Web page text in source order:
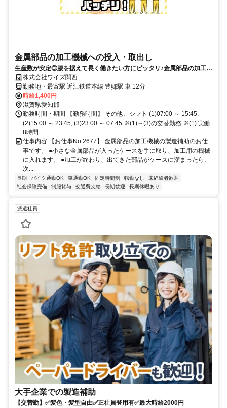
金属部品の加工機械への投入・取出し
生産数が安定◎腰を据えて長く働きたい方にピッタリ♪金属部品の加工機
械への投入・取出し
株式会社ワイズ関西
勤務地・最寄駅 近江鉄道本線 豊郷駅 車 12分
時給1,400円
滋賀県愛知郡
勤務時間・期間 【勤務時間】 その他、シフト (1)07:00 ～ 15:45,
(2)15:00 ～ 23:45, (3)23:00 ～ 07:45 ※(1)～(3)の交替勤務 ※(1) 実働
8時間...
仕事内容 【お仕事No.2677】 金属部品の加工機械の製造補助のお仕
事です。 ●小さな金属部品が入ったケースを手に取り、加工用の機械
に入れます。 ●加工が終わり、出てきた部品がケースに溜まったら、
次...
長期 バイク通勤OK 車通勤OK 固定時間制 転勤なし
未経験者歓迎
社会保険完備
制服貸与 交通費支給 長期歓迎 長期休暇あり
派遣社員
大手企業での製造補助
【交替勤】✅髪色・髪型自由✅正社員登用有✅最大時給2000円